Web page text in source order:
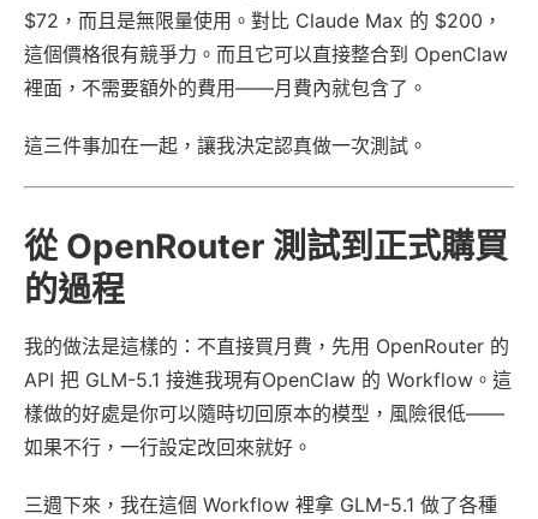
$72，而且是無限量使用。對比 Claude Max 的 $200，
這個價格很有競爭力。而且它可以直接整合到 OpenClaw
裡面，不需要額外的費用——月費內就包含了。
這三件事加在一起，讓我決定認真做一次測試。
從 OpenRouter 測試到正式購買
的過程
我的做法是這樣的：不直接買月費，先用 OpenRouter 的
API 把 GLM-5.1 接進我現有OpenClaw 的 Workflow。這
樣做的好處是你可以隨時切回原本的模型，風險很低——
如果不行，一行設定改回來就好。
三週下來，我在這個 Workflow 裡拿 GLM-5.1 做了各種